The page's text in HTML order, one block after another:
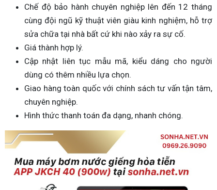
Chế độ bảo hành chuyên nghiệp lên đến 12 tháng
cùng đội ngũ kỹ thuật viên giàu kinh nghiệm, hỗ trợ
sửa chữa tại nhà bất cứ khi nào xảy ra sự cố.
Giá thành hợp lý.
Cập nhật liên tục mẫu mã, kiểu dáng cho người
dùng có thêm nhiều lựa chọn.
Giao hàng toàn quốc với chính sách tư vấn tận tâm,
chuyên nghiệp.
Hình thức thanh toán đa dạng, nhanh chóng.